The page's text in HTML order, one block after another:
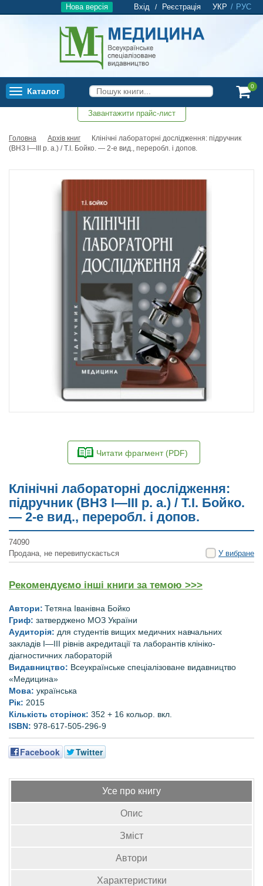
УКР / РУС
Вхід / Реєстрація
Нова версія
Toggle
Каталог
0
Завантажити прайс-лист
Головна Архів книг
Клінічні лабораторні дослідження: підручник
(ВНЗ І—ІІІ р. а.) / Т.І. Бойко. — 2-е вид., переробл. і допов.
Читати фрагмент (PDF)
Клінічні лабораторні дослідження:
підручник (ВНЗ І—ІІІ р. а.) / Т.І. Бойко.
— 2-е вид., переробл. і допов.
74090
Продана, не перевипускається
У вибране
Рекомендуємо інші книги за темою >>>
Автори: Тетяна Іванівна Бойко
Гриф: затверджено МОЗ України
Аудиторія: для студентів вищих медичних навчальних
закладів І—IІІ рівнів акредитації та лаборантів клініко-
діагностичних лабораторій
Видавництво: Всеукраїнське спеціалізоване видавництво
«Медицина»
Мова: українська
Рік: 2015
Кількість сторінок: 352 + 16 кольор. вкл.
ISBN: 978-617-505-296-9
Facebook Twitter
Усе про книгу
Опис
Зміст
Автори
Характеристики